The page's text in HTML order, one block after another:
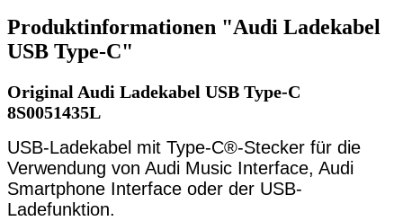
Produktinformationen "Audi Ladekabel
USB Type-C"
Original Audi Ladekabel USB Type-C
8S0051435L
USB-Ladekabel mit Type-C®-Stecker für die
Verwendung von Audi Music Interface, Audi
Smartphone Interface oder der USB-
Ladefunktion.